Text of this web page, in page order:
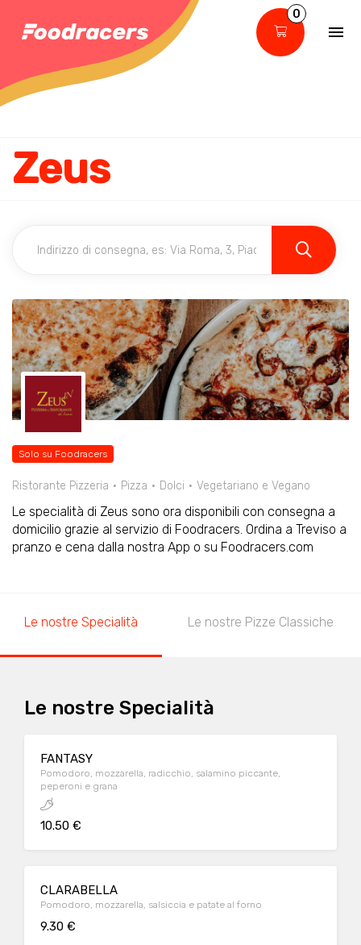
0
Zeus
Solo su Foodracers
Ristorante Pizzeria Pizza Dolci Vegetariano e Vegano
Le specialità di Zeus sono ora disponibili con consegna a
domicilio grazie al servizio di Foodracers. Ordina a Treviso a
pranzo e cena dalla nostra App o su Foodracers.com
Le nostre Specialità Le nostre Pizze Classiche
Le nostre Specialità
FANTASY
Pomodoro, mozzarella, radicchio, salamino piccante,
peperoni e grana
10.50 €
CLARABELLA
Pomodoro, mozzarella, salsiccia e patate al forno
9.30 €